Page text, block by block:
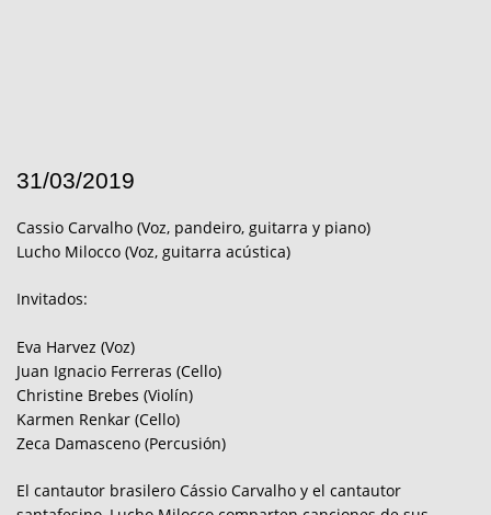
31/03/2019
Cassio Carvalho (Voz, pandeiro, guitarra y piano)
Lucho Milocco (Voz, guitarra acústica)
Invitados:
Eva Harvez (Voz)
Juan Ignacio Ferreras (Cello)
Christine Brebes (Violín)
Karmen Renkar (Cello)
Zeca Damasceno (Percusión)
El cantautor brasilero Cássio Carvalho y el cantautor